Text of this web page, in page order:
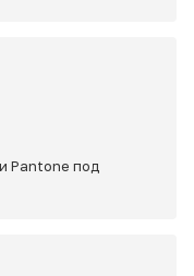
Pantone под